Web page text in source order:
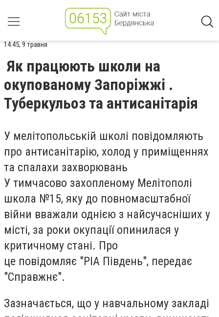
14:45, 9 травня
Як працюють школи на
окупованому Запоріжжі .
Туберкульоз та антисанітарія
У мелітопольській школі повідомляють
про антисанітарію, холод у приміщеннях
та спалахи захворювань
У тимчасово захопленому Мелітополі
школа №15, яку до повномасштабної
війни вважали однією з найсучасніших у
місті, за роки окупації опинилася у
критичному стані. Про
це повідомляє "РІА Південь", передає
"Справжнє".
Зазначається, що у навчальному закладі